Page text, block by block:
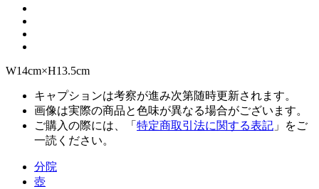
W14cm×H13.5cm
キャプションは考察が進み次第随時更新されます。
画像は実際の商品と色味が異なる場合がございます。
ご購入の際には、「 特定商取引法に関する表記 」をご
一読ください。
分院
壺